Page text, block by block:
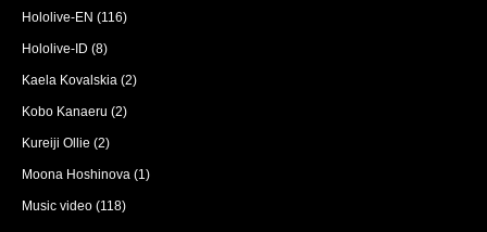
Hololive-EN (116)
Hololive-ID (8)
Kaela Kovalskia (2)
Kobo Kanaeru (2)
Kureiji Ollie (2)
Moona Hoshinova (1)
Music video (118)